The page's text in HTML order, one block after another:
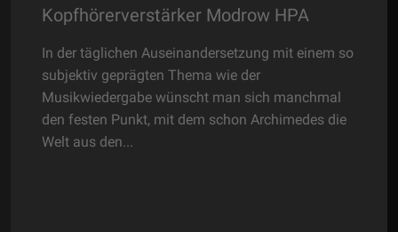
Modrow HPA
mit einem so
Thema wie der
man sich manchmal
dem schon Archimedes die
Mit einem
Symphonic Line hat Rolf
Klang-Signatur
bisschen